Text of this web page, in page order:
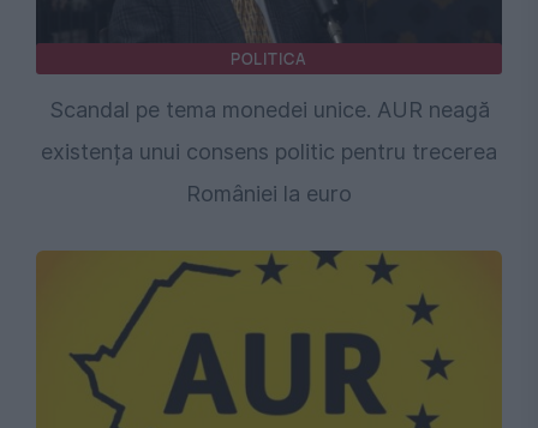
POLITICA
Scandal pe tema monedei unice. AUR neagă
existența unui consens politic pentru trecerea
României la euro